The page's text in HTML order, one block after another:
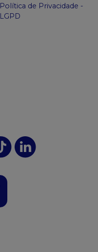
Política de Privacidade -
LGPD